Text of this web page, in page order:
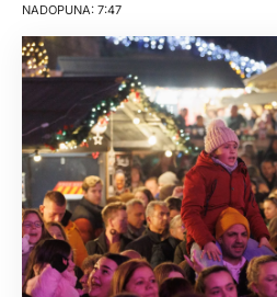
NADOPUNA: 7:47